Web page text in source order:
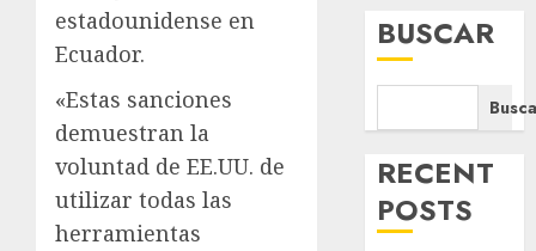
estadounidense en
Ecuador.
«Estas sanciones
demuestran la
voluntad de EE.UU. de
utilizar todas las
herramientas
BUSCAR
RECENT
POSTS